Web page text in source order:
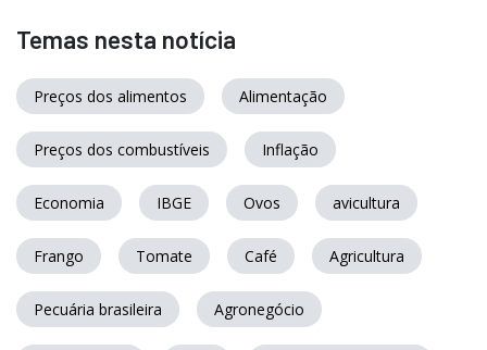
Temas nesta notícia
Preços dos alimentos Alimentação
Preços dos combustíveis Inflação
Economia IBGE Ovos avicultura
Frango Tomate Café Agricultura
Pecuária brasileira Agronegócio